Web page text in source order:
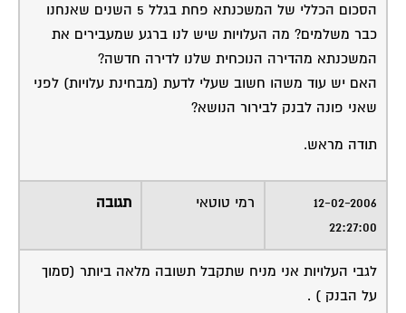
הסכום הכללי של המשכנתא פחת בגלל 5 השנים שאנחנו
כבר משלמים? מה העלויות שיש לנו ברגע שמעבירים את
המשכנתא מהדירה הנוכחית שלנו לדירה חדשה?
האם יש עוד משהו חשוב שעלי לדעת (מבחינת עלויות) לפני
שאני פונה לבנק לבירור הנושא?
תודה מראש.
12-02-2006
22:27:00
רמי טוטאי תגובה
לגבי העלויות אני מניח שתקבל תשובה מלאה ביותר (סמוך
על הבנק ) .